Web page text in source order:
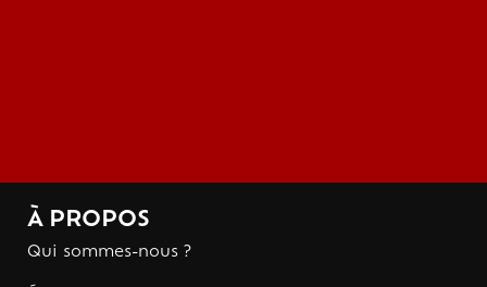
À PROPOS
Qui sommes-nous ?